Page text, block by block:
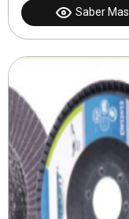
Saber Mas